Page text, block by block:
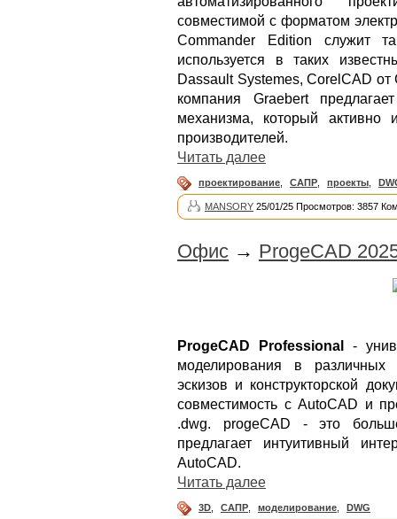
совместимой с форматом
Commander Edition служит
используется в таких
Dassault Systemes, CorelCAD
компания Graebert
механизма, который активно
производителей.
Читать далее
проектирование САПР проекты
MANSORY 25/01/25 Просмотров: 3857
Офис → ProgeCAD
ProgeCAD Professional
-
моделирования в различных
эскизов и конструкторской
совместимость с AutoCAD и
.dwg. progeCAD - это
предлагает интуитивный
AutoCAD.
Читать далее
3D САПР моделирование DWG